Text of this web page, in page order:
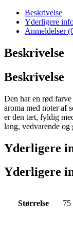
Beskrivelse
Yderligere
Anmeldelser
Beskrivelse
Beskrivelse
Den har en rød
aroma med noter af
er den tæt, fyldig
lang, vedvarende og
Yderligere
Yderligere
Størrelse 75